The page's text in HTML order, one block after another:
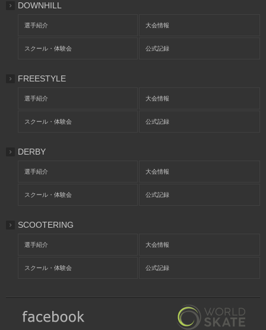
DOWNHILL
選手紹介 大会情報
スクール・体験会 公式記録
FREESTYLE
選手紹介 大会情報
スクール・体験会 公式記録
DERBY
選手紹介 大会情報
スクール・体験会 公式記録
SCOOTERING
選手紹介 大会情報
スクール・体験会 公式記録